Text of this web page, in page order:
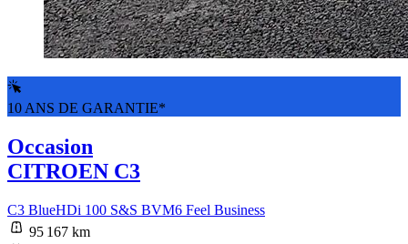
10 ANS DE GARANTIE*
Occasion
CITROEN C3
C3 BlueHDi 100 S&S BVM6 Feel Business
95 167 km